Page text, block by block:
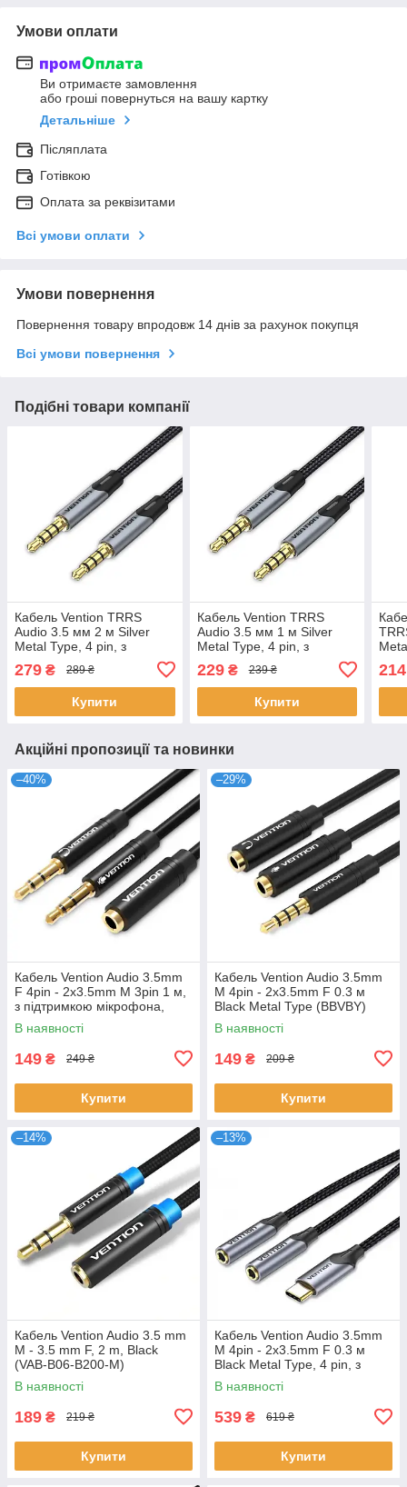
Умови оплати
Ви отримаєте замовлення
або гроші повернуться на вашу картку
Детальніше
Післяплата
Готівкою
Оплата за реквізитами
Всі умови оплати
Умови повернення
Повернення товару впродовж 14 днів за рахунок покупця
Всі умови повернення
Подібні товари компанії
Кабель Vention TRRS
Audio 3.5 мм 2 м Silver
Metal Type, 4 pin, з
стерео (BAQHH)
279 ₴ 289 ₴
Купити
Кабель Vention TRRS
Audio 3.5 мм 1 м Silver
Metal Type, 4 pin, з
стерео (BAQHF)
229₴ 239 ₴
Купити
214
Акційні пропозиції та новинки
–40%
Кабель Vention Audio 3.5mm
F 4pin - 2x3.5mm M 3pin 1 м,
з підтримкою мікрофона,
стерео (BBTBF)
В наявності
149 ₴ 249 ₴
Купити
–29%
Кабель Vention Audio 3.5mm
M 4pin - 2x3.5mm F 0.3 м
Black Metal Type (BBVBY)
В наявності
149 ₴ 209 ₴
Купити
–14%
Кабель Vention Audio 3.5 mm
M - 3.5 mm F, 2 m, Black
(VAB-B06-B200-M)
В наявності
189 ₴ 219 ₴
Купити
–13%
Кабель Vention Audio 3.5mm
M 4pin - 2x3.5mm F 0.3 м
Black Metal Type, 4 pin, з
підтримкою мікрофона,
стерео
В наявності
539 ₴ 619 ₴
Купити